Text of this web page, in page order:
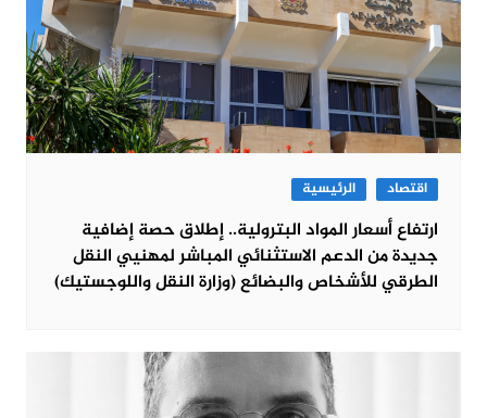
اقتصاد الرئيسية
ارتفاع أسعار المواد البترولية.. إطلاق حصة إضافية
جديدة من الدعم الاستثنائي المباشر لمهنيي النقل
الطرقي للأشخاص والبضائع (وزارة النقل واللوجستيك)